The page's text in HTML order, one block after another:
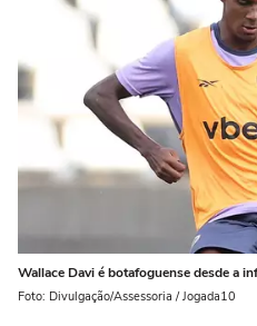
Wallace Davi é botafoguense desde a
Foto: Divulgação/Assessoria / Jogada10